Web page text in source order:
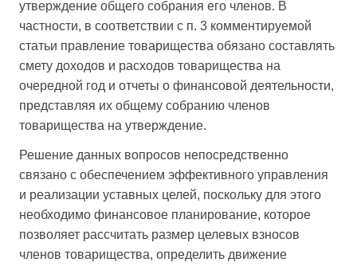
утверждение общего собрания его членов. В
частности, в соответствии с п. 3 комментируемой
статьи правление товарищества обязано составлять
смету доходов и расходов товарищества на
очередной год и отчеты о финансовой деятельности,
представляя их общему собранию членов
товарищества на утверждение.
Решение данных вопросов непосредственно
связано с обеспечением эффективного управления
и реализации уставных целей, поскольку для этого
необходимо финансовое планирование, которое
позволяет рассчитать размер целевых взносов
членов товарищества, определить движение